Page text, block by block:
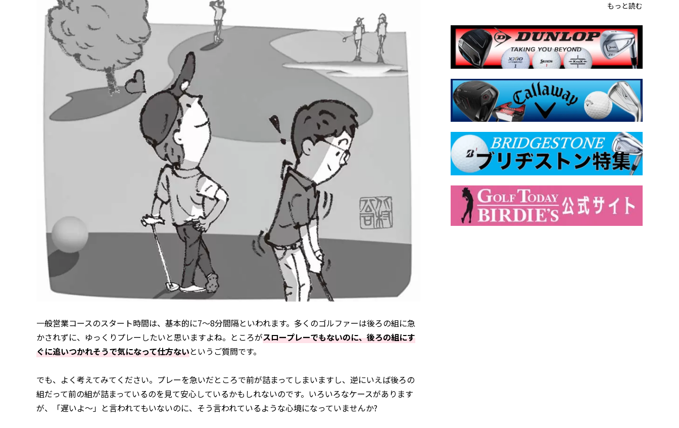
一般営業コースのスタート時間は、基本的に7〜8分間隔といわれます。多くのゴルファーは後ろの組に急
かされずに、ゆっくりプレーしたいと思いますよね。ところがスロープレーでもないのに、後ろの組にす
ぐに追いつかれそうで気になって仕方ないというご質問です。
でも、よく考えてみてください。プレーを急いだところで前が詰まってしまいますし、逆にいえば後ろの
組だって前の組が詰まっているのを見て安心しているかもしれないのです。いろいろなケースがあります
が、「遅いよ〜」と言われてもいないのに、そう言われているような心境になっていませんか?
もっと読む